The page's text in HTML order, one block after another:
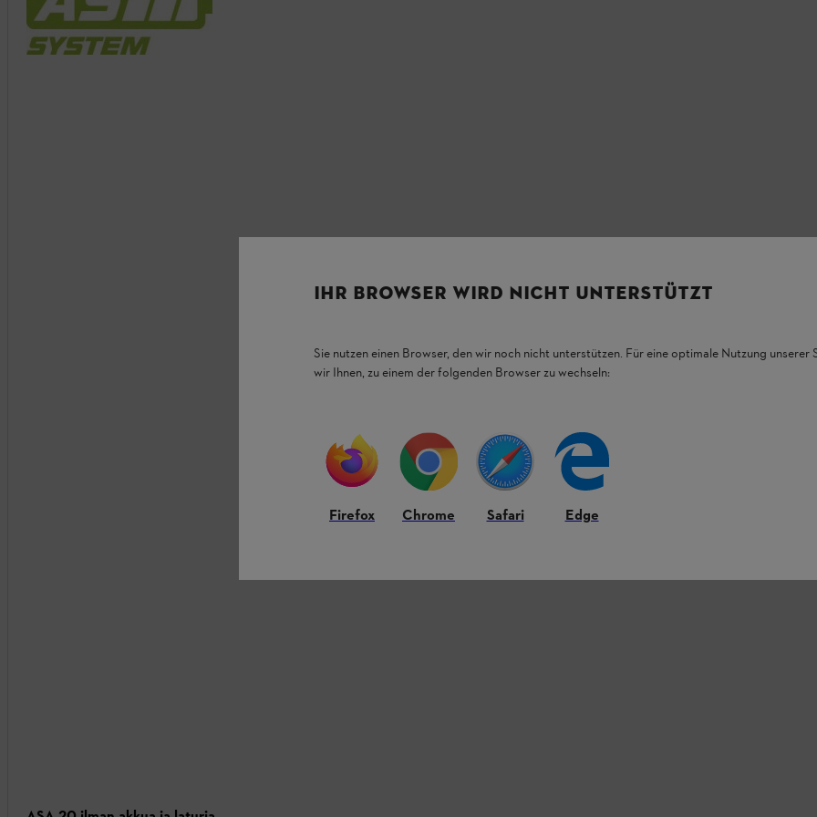
IHR BROWSER WIRD NICHT UNTERSTÜTZT
Sie nutzen einen Browser, den wir noch nicht unterstützen. Für eine optimale Nutzung unserer
wir Ihnen, zu einem der folgenden Browser zu wechseln:
Firefox Chrome Safari Edge